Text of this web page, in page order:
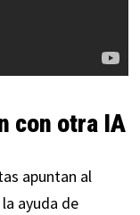
con otra IA
apuntan al
ayuda de